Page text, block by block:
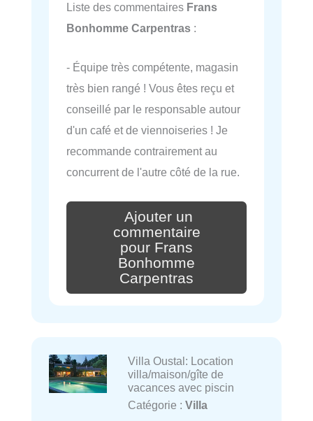
Liste des commentaires Frans
Bonhomme Carpentras :
- Équipe très compétente, magasin
très bien rangé ! Vous êtes reçu et
conseillé par le responsable autour
d'un café et de viennoiseries ! Je
recommande contrairement au
concurrent de l'autre côté de la rue.
Ajouter un
commentaire
pour Frans
Bonhomme
Carpentras
Villa Oustal: Location
villa/maison/gîte de
vacances avec piscin
Catégorie : Villa